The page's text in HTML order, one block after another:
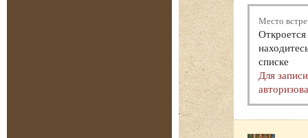
Место
списке
Для